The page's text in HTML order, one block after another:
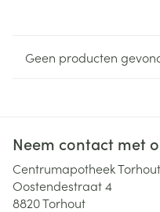
Geen producten
Neem contact met
Centrumapotheek Torhout
Oostendestraat 4
8820Torhout